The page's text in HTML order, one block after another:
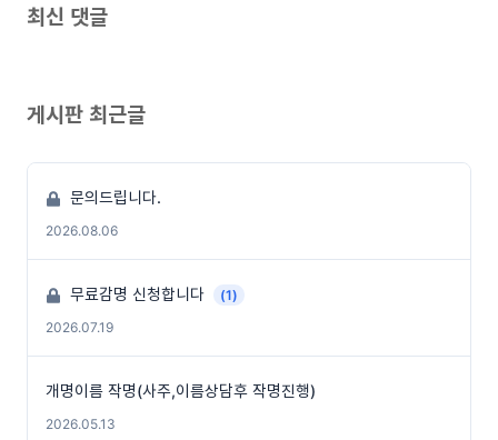
최신 댓글
게시판 최근글
문의드립니다.
2026.08.06
무료감명 신청합니다
(1)
2026.07.19
개명이름 작명(사주,이름상담후 작명진행)
2026.05.13